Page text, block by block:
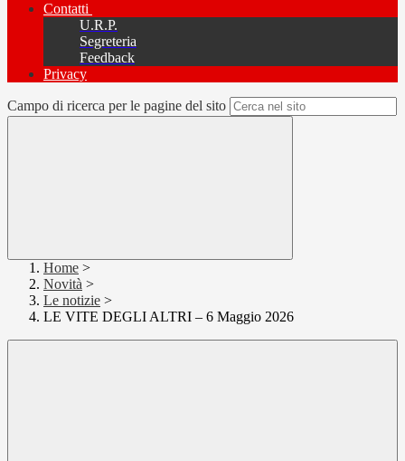
Contatti
U.R.P.
Segreteria
Feedback
Privacy
Campo di ricerca per le pagine del sito
Home >
Novità >
Le notizie >
LE VITE DEGLI ALTRI – 6 Maggio 2026